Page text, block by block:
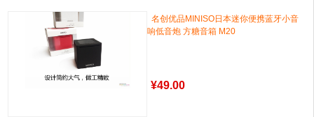
名创优品MINISO日本迷你便携蓝牙小音
响低音炮 方糖音箱 M20
¥49.00